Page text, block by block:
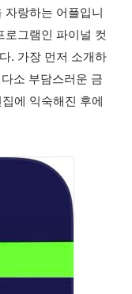
자랑하는 어플입니
로그램인 파이널 컷
. 가장 먼저 소개하
다소 부담스러운 금
집에 익숙해진 후에